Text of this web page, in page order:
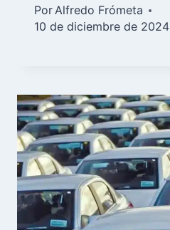
PorAlfredo Frómeta
10 de diciembre de 2024